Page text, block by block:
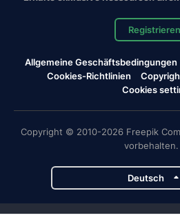
Registrieren
Allgemeine Geschäftsbedingungen
Cookies-Richtlinien
Cookies
Copyright © 2010-2026 Freepik
vorbehalten.
Deutsch